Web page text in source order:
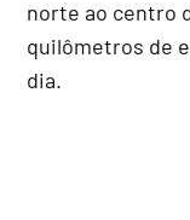
norte ao centro
quilômetros de
dia.